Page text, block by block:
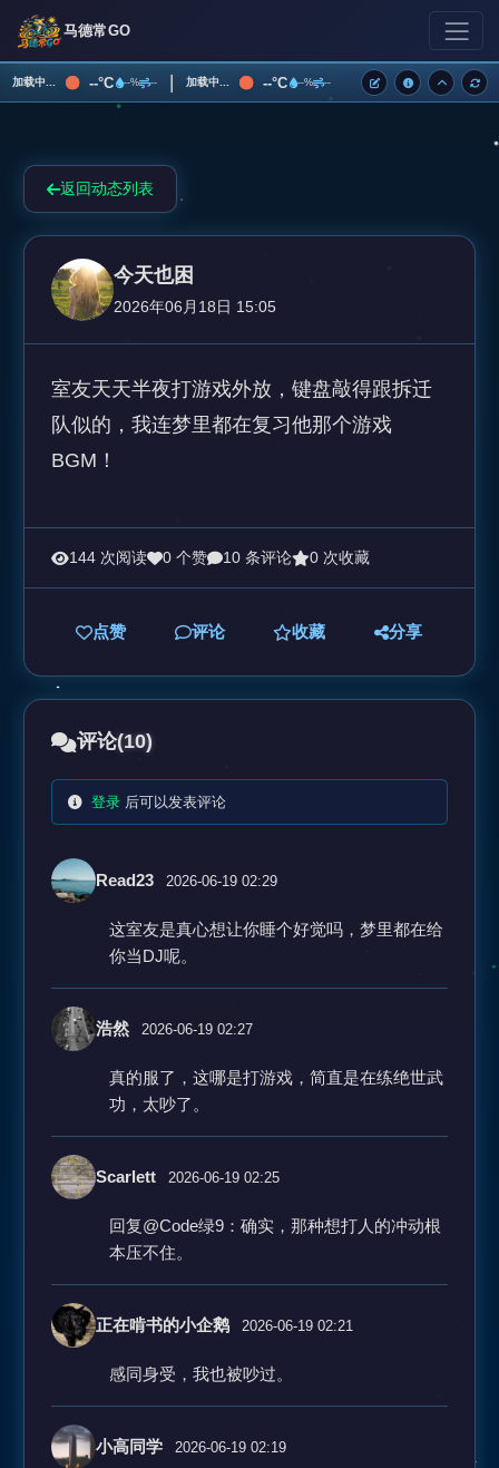
马德常GO
加载中... --°C --% -- | 加载中... --°C --% --
返回动态列表
今天也困
2026年06月18日 15:05
室友天天半夜打游戏外放，键盘敲得跟拆迁
队似的，我连梦里都在复习他那个游戏
BGM！
144 次阅读 0 个赞 10 条评论 0 次收藏
点赞 评论 收藏 分享
评论(10)
登录后可以发表评论
Read23 2026-06-19 02:29
这室友是真心想让你睡个好觉吗，梦里都在给
你当DJ呢。
浩然 2026-06-19 02:27
真的服了，这哪是打游戏，简直是在练绝世武
功，太吵了。
Scarlett 2026-06-19 02:25
回复@Code绿9：确实，那种想打人的冲动根
本压不住。
正在啃书的小企鹅 2026-06-19 02:21
感同身受，我也被吵过。
小高同学 2026-06-19 02:19